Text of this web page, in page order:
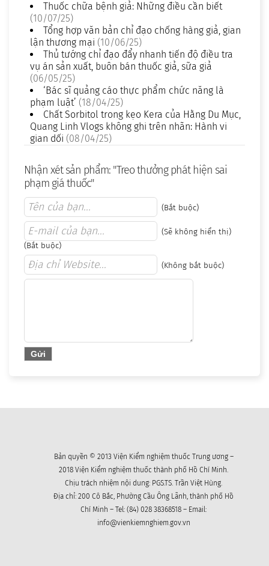
Thuốc chữa bệnh giả: Những điều cần biết
(10/07/25)
Tổng hợp văn bản chỉ đạo chống hàng giả, gian
lận thương mại (10/06/25)
Thủ tướng chỉ đạo đẩy nhanh tiến độ điều tra
vụ án sản xuất, buôn bán thuốc giả, sữa giả
(06/05/25)
‘Bác sĩ quảng cáo thực phẩm chức năng là
phạm luật’ (18/04/25)
Chất Sorbitol trong kẹo Kera của Hằng Du Mục,
Quang Linh Vlogs không ghi trên nhãn: Hành vi
gian dối (08/04/25)
Nhận xét sản phẩm: "Treo thưởng phát hiện sai
phạm giá thuốc"
(Bắt buộc)
(Sẽ không hiển thị)
(Bắt buộc)
(Không bắt buộc)
Bản quyền © 2013 Viện Kiểm nghiệm thuốc Trung ương –
2018 Viện Kiểm nghiệm thuốc thành phố Hồ Chí Minh.
Chịu trách nhiệm nội dung: PGS.TS. Trần Việt Hùng.
Địa chỉ: 200 Cô Bắc, Phường Cầu Ông Lãnh, thành phố Hồ
Chí Minh – Tel: (84) 028 38368518 – Email:
info@vienkiemnghiem.gov.vn